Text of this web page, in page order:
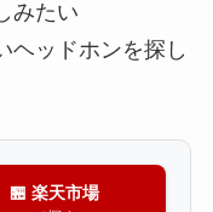
みたい
ヘッドホンを探し
🏪 楽天市場